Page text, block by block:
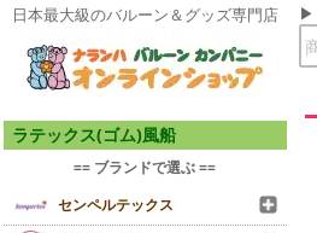
日本最大級のバルーン＆グッズ専門店
ラテックス(ゴム)風船
== ブランドで選ぶ ==
センペルテックス